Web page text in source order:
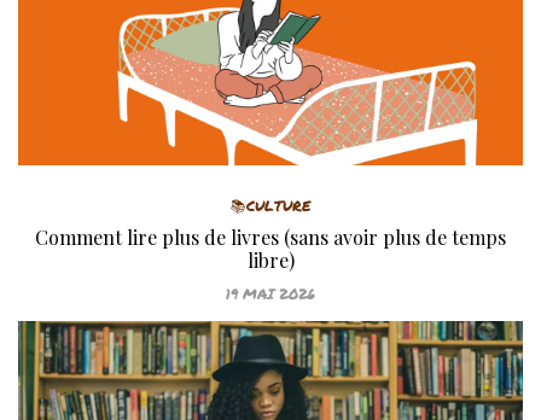
📚CULTURE
Comment lire plus de livres (sans avoir plus de temps
libre)
19 MAI 2026